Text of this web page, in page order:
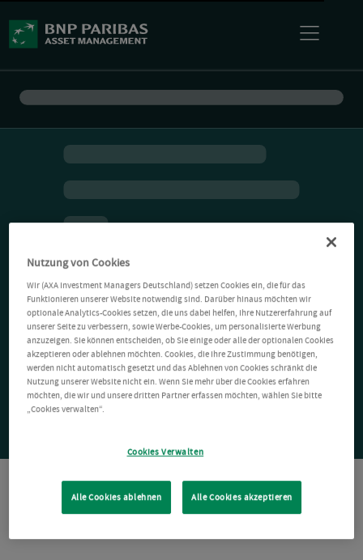
Nutzung von Cookies
Wir (AXA Investment Managers Deutschland) setzen Cookies ein, die für das
Funktionieren unserer Website notwendig sind. Darüber hinaus möchten wir
optionale Analytics-Cookies setzen, die uns dabei helfen, Ihre Nutzererfahrung auf
unserer Seite zu verbessern, sowie Werbe-Cookies, um personalisierte Werbung
anzuzeigen. Sie können entscheiden, ob Sie einige oder alle der optionalen Cookies
akzeptieren oder ablehnen möchten. Cookies, die Ihre Zustimmung benötigen,
werden nicht automatisch gesetzt und das Ablehnen von Cookies schränkt die
Nutzung unserer Website nicht ein. Wenn Sie mehr über die Cookies erfahren
möchten, die wir und unsere dritten Partner erfassen möchten, wählen Sie bitte
„Cookies verwalten“.
Cookies Verwalten
Alle Cookies ablehnen Alle Cookies akzeptieren